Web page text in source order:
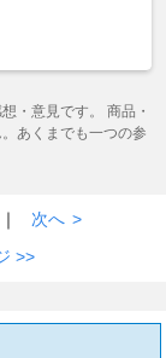
・意見です。 商品・
あくまでも一つの参
｜ 次へ >
>>